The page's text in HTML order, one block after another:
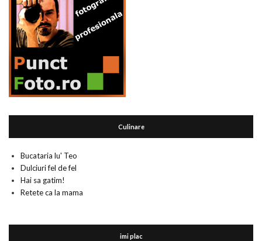
Culinare
Bucataria lu' Teo
Dulciuri fel de fel
Hai sa gatim!
Retete ca la mama
imi plac